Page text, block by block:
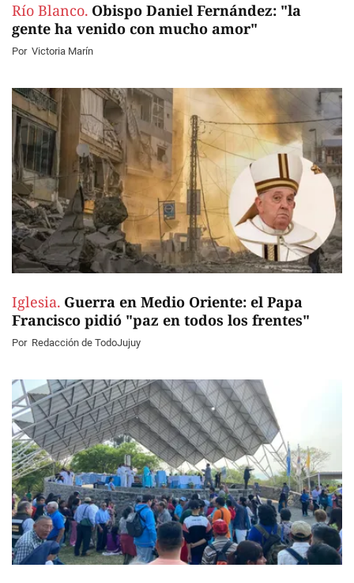
Río Blanco. Obispo Daniel Fernández: "la
gente ha venido con mucho amor"
Por Victoria Marín
Iglesia. Guerra en Medio Oriente: el Papa
Francisco pidió "paz en todos los frentes"
Por Redacción de TodoJujuy